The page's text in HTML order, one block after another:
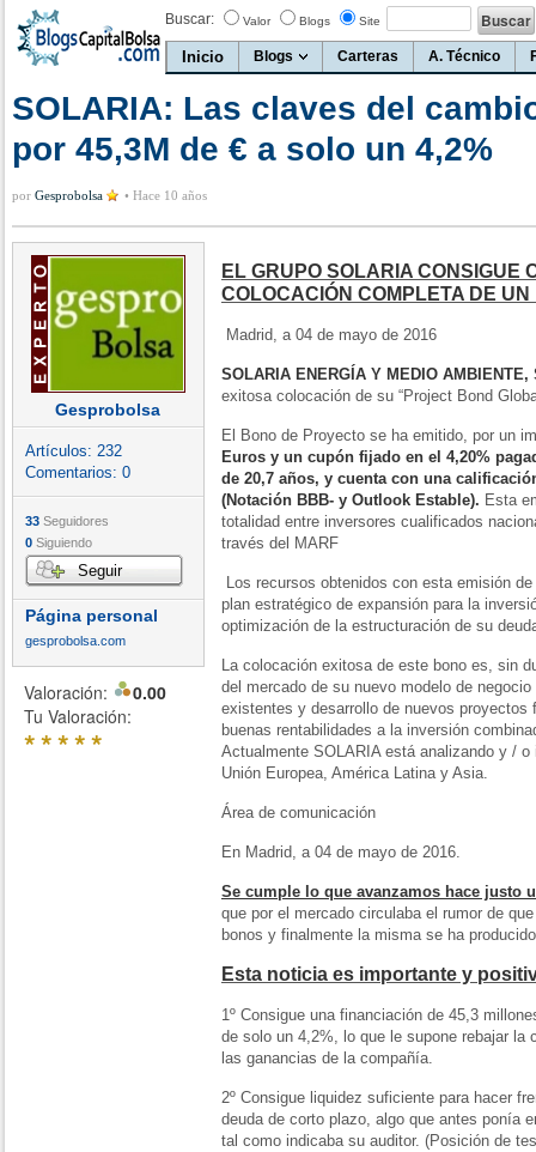
Buscar: Valor Blogs Site
Inicio Blogs Carteras A. Técnico
SOLARIA: Las claves del
por 45,3M de € a solo un 4,2%
por Gesprobolsa • Hace 10 años
Gesprobolsa
Artículos: 232
Comentarios: 0
33 Seguidores
0 Siguiendo
Seguir
Página personal
gesprobolsa.com
Valoración:
0.00
Tu Valoración:
*****
EL GRUPO SOLARIA CONSIGUE
COLOCACIÓN COMPLETA DE UN
Madrid, a 04 de mayo de 2016
SOLARIA ENERGÍA Y MEDIO AMBIENTE,
exitosa colocación de su “Project Bond
El Bono de Proyecto se ha emitido, por un
Euros y un cupón fijado en el 4,20%
de 20,7 años, y cuenta con una
(Notación BBB- y Outlook Estable). Esta
totalidad entre inversores cualificados
través del MARF
Los recursos obtenidos con esta emisión
plan estratégico de expansión para la
optimización de la estructuración de su
La colocación exitosa de este bono es, sin
del mercado de su nuevo modelo de
existentes y desarrollo de nuevos
buenas rentabilidades a la inversión
Actualmente SOLARIA está analizando y /
Unión Europea, América Latina y Asia.
Área de comunicación
En Madrid, a 04 de mayo de 2016.
Se cumple lo que avanzamos hace justo
que por el mercado circulaba el rumor de
bonos y finalmente la misma se ha
Esta noticia es importante y
1º Consigue una financiación de 45,3
de solo un 4,2%, lo que le supone rebajar la
las ganancias de la compañía.
2º Consigue liquidez suficiente para hacer
deuda de corto plazo, algo que antes ponía
tal como indicaba su auditor. (Posición de